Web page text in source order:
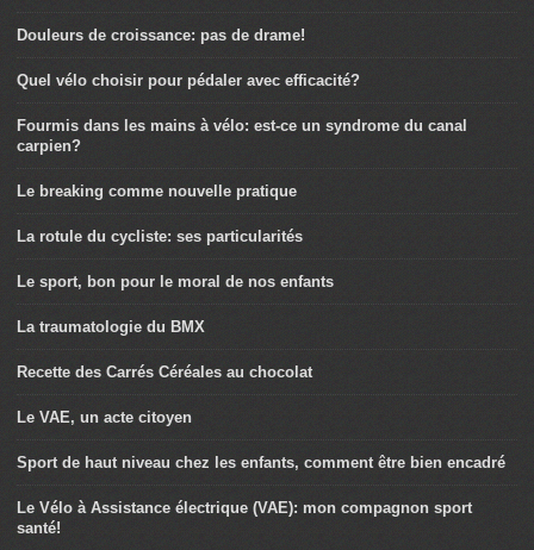
Douleurs de croissance: pas de drame!
Quel vélo choisir pour pédaler avec efficacité?
Fourmis dans les mains à vélo: est-ce un syndrome du canal
carpien?
Le breaking comme nouvelle pratique
La rotule du cycliste: ses particularités
Le sport, bon pour le moral de nos enfants
La traumatologie du BMX
Recette des Carrés Céréales au chocolat
Le VAE, un acte citoyen
Sport de haut niveau chez les enfants, comment être bien encadré
Le Vélo à Assistance électrique (VAE): mon compagnon sport
santé!